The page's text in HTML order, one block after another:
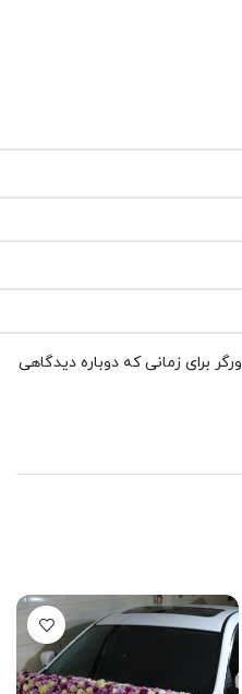
برای زمانی که دوباره دیدگاهی